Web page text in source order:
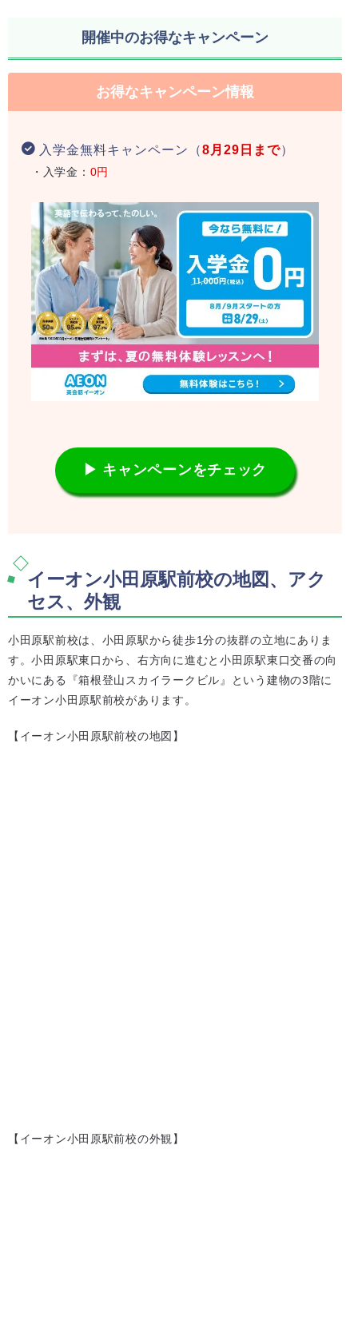
開催中のお得なキャンペーン
お得なキャンペーン情報
入学金無料キャンペーン（8月29日まで）
・入学金： 0円
▶ キャンペーンをチェック
イーオン小田原駅前校の地図、アク
セス、外観
小田原駅前校は、小田原駅から徒歩1分の抜群の立地にありま
す。小田原駅東口から、右方向に進むと小田原駅東口交番の向
かいにある『箱根登山スカイラークビル』という建物の3階に
イーオン小田原駅前校があります。
【イーオン小田原駅前校の地図】
【イーオン小田原駅前校の外観】